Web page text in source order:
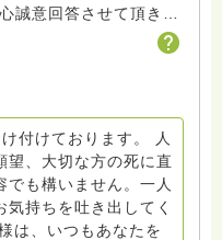
誠意回答させて頂きた
身ですので至らぬ点あ
て参りましょうね。お
い。
付けております。 人
望、大切な方の死に直
でも構いません。一人
持ちを吐き出してく
は、いつもあなたを